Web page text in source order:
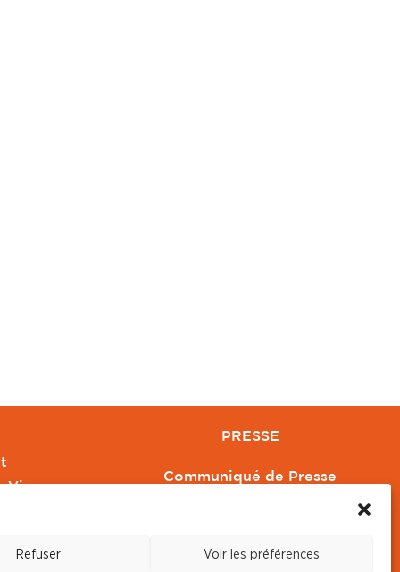
Refuser Voir les préférences
Vivre
PRESSE
Communiqué de Presse